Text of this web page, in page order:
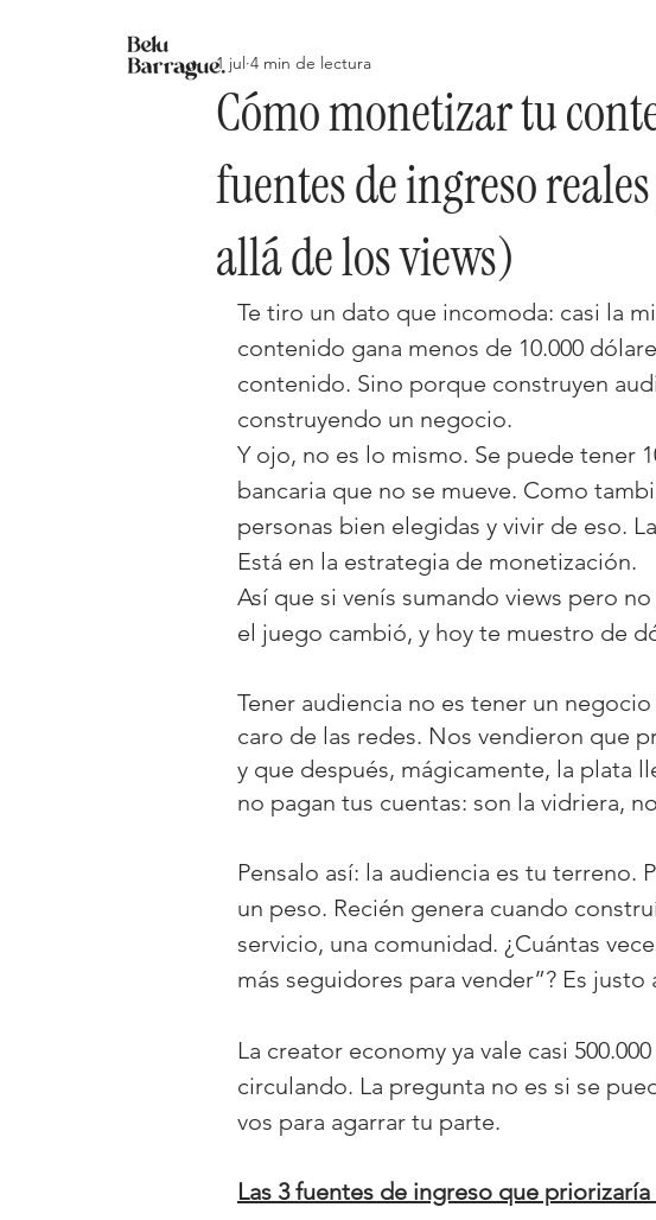
Cómo monetizar tu
fuentes de ingreso
allá de los views)
1 jul 4 min de lectura
Te tiro un dato que incomoda: casi la
contenido gana menos de 10.000
contenido. Sino porque construyen
construyendo un negocio.
Y ojo, no es lo mismo. Se puede tener
bancaria que no se mueve. Como
personas bien elegidas y vivir de eso.
Está en la estrategia de monetización.
Así que si venís sumando views pero
el juego cambió, y hoy te muestro de
Tener audiencia no es tener un
caro de las redes. Nos vendieron que
y que después, mágicamente, la plata
no pagan tus cuentas: son la vidriera,
Pensalo así: la audiencia es tu terreno.
un peso. Recién genera cuando
servicio, una comunidad. ¿Cuántas
más seguidores para vender”? Es justo
La creator economy ya vale casi
circulando. La pregunta no es si se
vos para agarrar tu parte.
Las 3 fuentes de ingreso que priorizaría